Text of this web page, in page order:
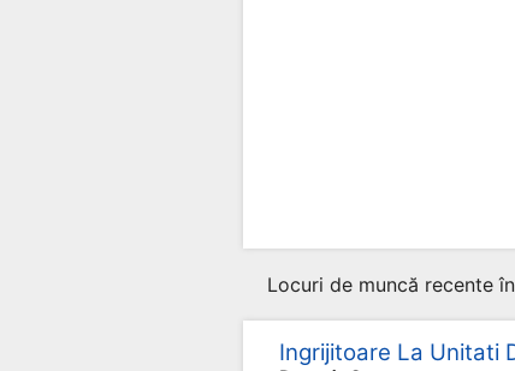
Locuri de muncă recente
Ingrijitoare La Unitati